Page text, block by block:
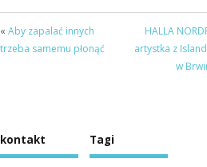
« Aby zapalać innych
trzeba samemu płonąć
HALLA
artystka z
w
kontakt Tagi